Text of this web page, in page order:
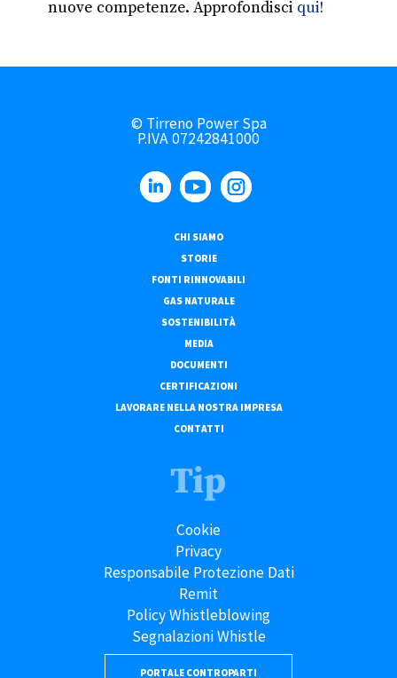
nuove competenze. Approfondisci qui!
© Tirreno Power Spa
P.IVA 07242841000
CHI SIAMO
STORIE
FONTI RINNOVABILI
GAS NATURALE
SOSTENIBILITÀ
MEDIA
DOCUMENTI
CERTIFICAZIONI
LAVORARE NELLA NOSTRA IMPRESA
CONTATTI
Tip
Cookie
Privacy
Responsabile Protezione Dati
Remit
Policy Whistleblowing
Segnalazioni Whistle
PORTALE CONTROPARTI